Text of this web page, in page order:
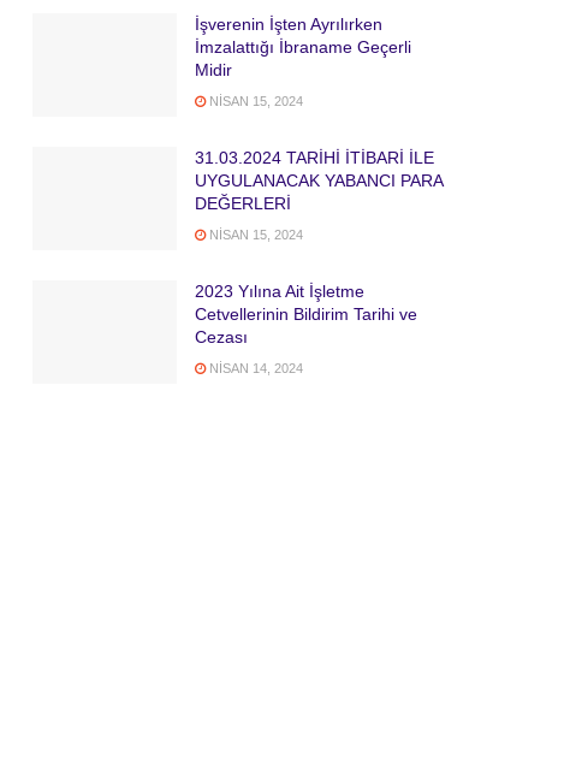
İşverenin İşten Ayrılırken
İmzalattığı İbraname Geçerli
Midir
NISAN 15, 2024
31.03.2024 TARİHİ İTİBARİ İLE
UYGULANACAK YABANCI PARA
DEĞERLERİ
NISAN 15, 2024
2023 Yılına Ait İşletme
Cetvellerinin Bildirim Tarihi ve
Cezası
NISAN 14, 2024